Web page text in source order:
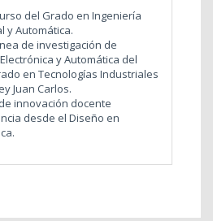
del Grado en Ingeniería
y Automática.
de investigación de
y Automática del
en Tecnologías Industriales
Juan Carlos.
innovación docente
desde el Diseño en